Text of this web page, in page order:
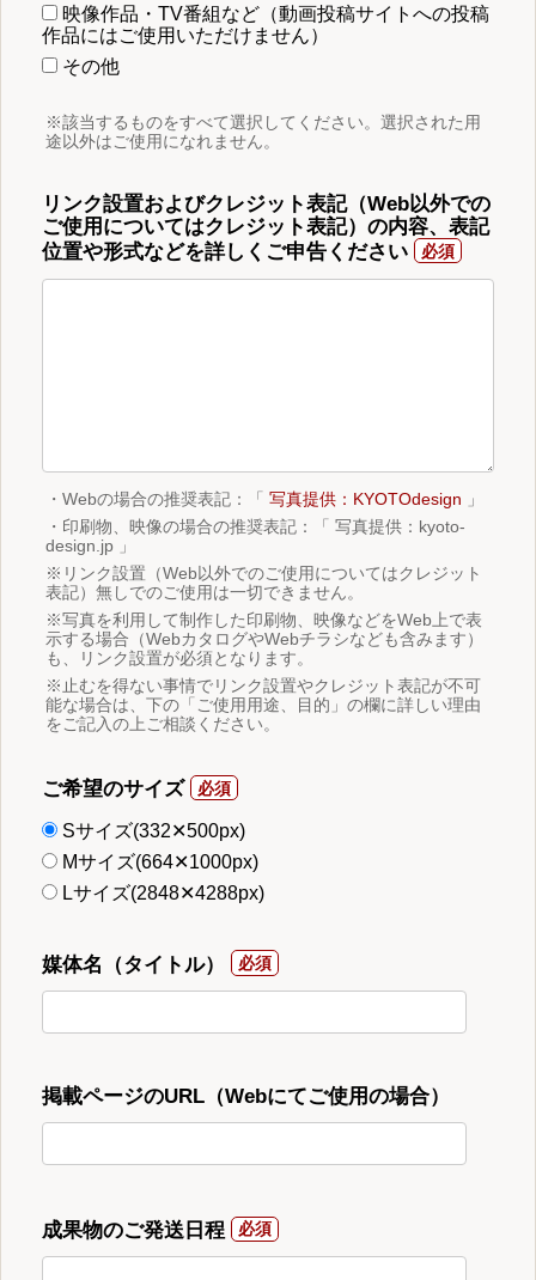
映像作品・TV番組など（動画投稿サイトへの投稿
作品にはご使用いただけません）
その他
※該当するものをすべて選択してください。選択された用
途以外はご使用になれません。
リンク設置およびクレジット表記（Web以外での
ご使用についてはクレジット表記）の内容、表記
位置や形式などを詳しくご申告ください
・Webの場合の推奨表記：「 写真提供：KYOTOdesign 」
・印刷物、映像の場合の推奨表記：「 写真提供：kyoto-
design.jp 」
※リンク設置（Web以外でのご使用についてはクレジット
表記）無しでのご使用は一切できません。
※写真を利用して制作した印刷物、映像などをWeb上で表
示する場合（WebカタログやWebチラシなども含みます）
も、リンク設置が必須となります。
※止むを得ない事情でリンク設置やクレジット表記が不可
能な場合は、下の「ご使用用途、目的」の欄に詳しい理由
をご記入の上ご相談ください。
ご希望のサイズ
Sサイズ(332✕500px)
Mサイズ(664✕1000px)
Lサイズ(2848✕4288px)
媒体名（タイトル）
掲載ページのURL（Webにてご使用の場合）
成果物のご発送日程